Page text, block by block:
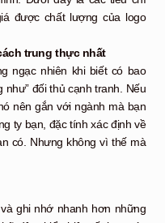
được chất lượng của logo
trung thực nhất
ngạc nhiên khi biết có bao
như” đối thủ cạnh tranh. Nếu
nên gắn với ngành mà bạn
ty bạn, đặc tính xác định về
có. Nhưng không vì thế mà
ghi nhớ nhanh hơn những